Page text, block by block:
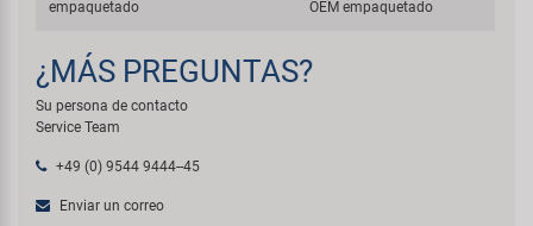
empaquetado OEM empaquetado
¿MÁS PREGUNTAS?
Su persona de contacto
Service Team
+49 (0) 9544 9444--45
Enviar un correo